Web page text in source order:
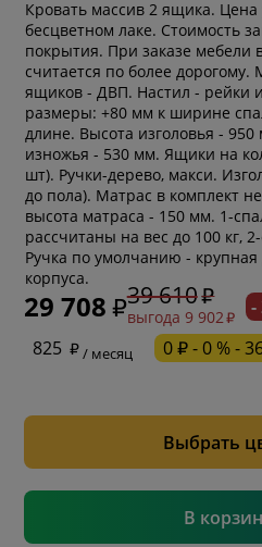
Кровать массив 2 ящика. Цена
бесцветном лаке. Стоимость
покрытия. При заказе мебели
считается по более дорогому.
ящиков - ДВП. Настил - рейки
размеры: +80 мм к ширине
длине. Высота изголовья -
изножья - 530 мм. Ящики на
шт). Ручки-дерево, макси.
до пола). Матрас в комплект
высота матраса - 150 мм. 1-
рассчитаны на вес до 100 кг,
Ручка по умолчанию -
корпуса.
29 708 39 610
выгода 9 902 -
825
/ месяц 0 ₽ - 0 % -
Выбрать
В
* обязательное поле